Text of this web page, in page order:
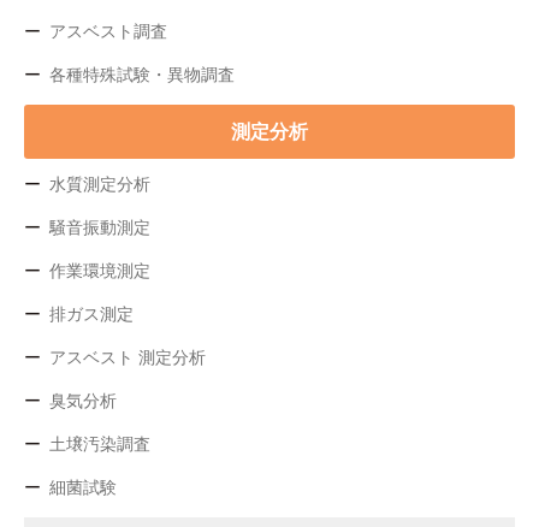
アスベスト調査
各種特殊試験・異物調査
測定分析
水質測定分析
騒音振動測定
作業環境測定
排ガス測定
アスベスト 測定分析
臭気分析
土壌汚染調査
細菌試験